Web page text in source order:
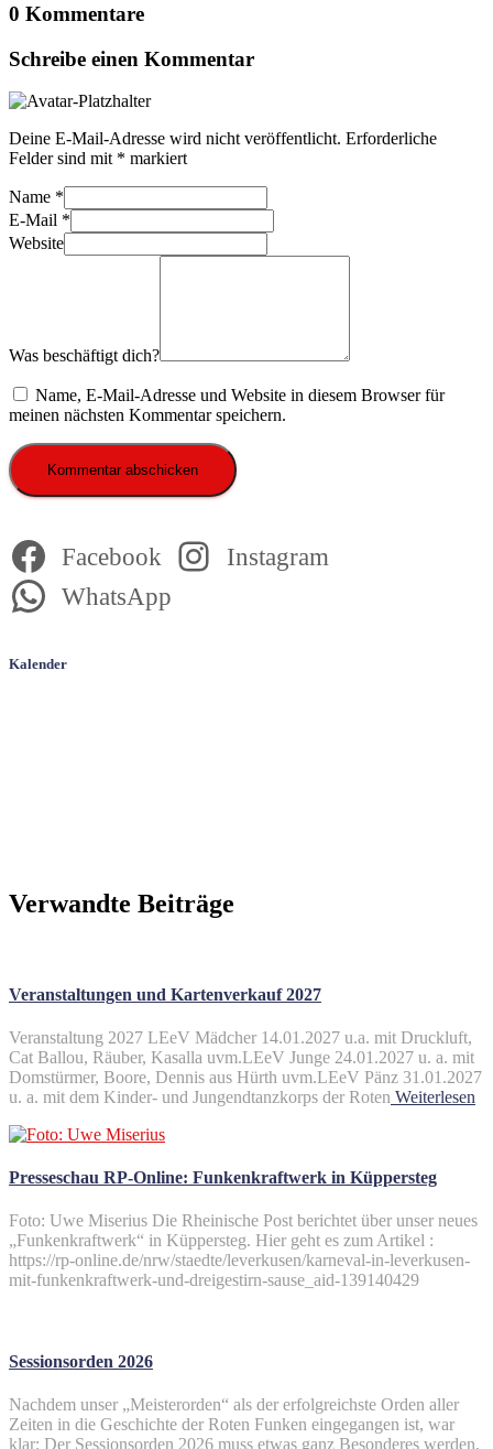
0 Kommentare
Schreibe einen Kommentar
Deine E-Mail-Adresse wird nicht veröffentlicht. Erforderliche
Felder sind mit * markiert
Name *
E-Mail *
Website
Was beschäftigt dich?
Name, E-Mail-Adresse und Website in diesem Browser für
meinen nächsten Kommentar speichern.
Facebook
Instagram
WhatsApp
Kalender
Verwandte Beiträge
Veranstaltungen und Kartenverkauf 2027
Veranstaltung 2027 LEeV Mädcher 14.01.2027 u.a. mit Druckluft,
Cat Ballou, Räuber, Kasalla uvm.LEeV Junge 24.01.2027 u. a. mit
Domstürmer, Boore, Dennis aus Hürth uvm.LEeV Pänz 31.01.2027
u. a. mit dem Kinder- und Jungendtanzkorps der Roten Weiterlesen
Presseschau RP-Online: Funkenkraftwerk in Küppersteg
Foto: Uwe Miserius Die Rheinische Post berichtet über unser neues
„Funkenkraftwerk“ in Küppersteg. Hier geht es zum Artikel :
https://rp-online.de/nrw/staedte/leverkusen/karneval-in-leverkusen-
mit-funkenkraftwerk-und-dreigestirn-sause_aid-139140429
Sessionsorden 2026
Nachdem unser „Meisterorden“ als der erfolgreichste Orden aller
Zeiten in die Geschichte der Roten Funken eingegangen ist, war
klar: Der Sessionsorden 2026 muss etwas ganz Besonderes werden.